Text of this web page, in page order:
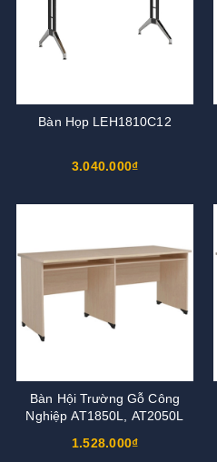
Bàn Họp LEH1810C12
3.040.000₫
Bàn Hội Trường Gỗ Công
Nghiệp AT1850L, AT2050L
1.528.000₫